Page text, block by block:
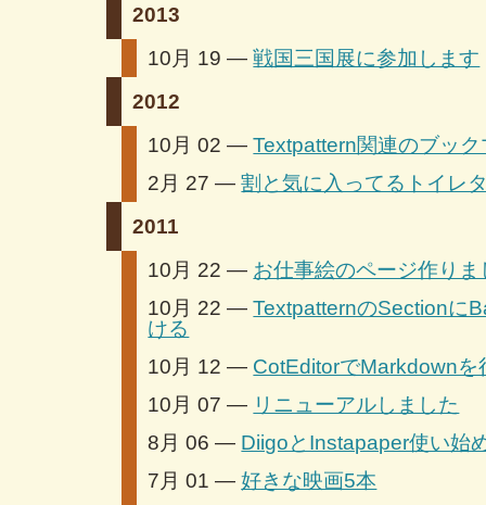
2013
10月 19 —戦国三国展に参加します
2012
10月 02 —Textpattern関連のブッ
2月 27 —割と気に入ってるトイレ
2011
10月 22 — お仕事絵のページ作りま
10月 22 —TextpatternのSectionに
ける
10月 12 — CotEditorでMarkdownを
10月 07 — リニューアルしました
8月 06 — DiigoとInstapaper使い始
7月 01 —好きな映画5本